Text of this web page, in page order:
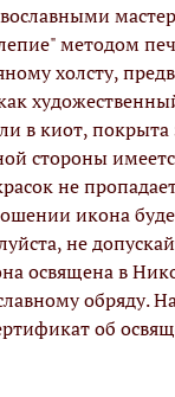
методом
холсту,
в киот,
стороны
не
икона
не
освящена в
обряду.
об